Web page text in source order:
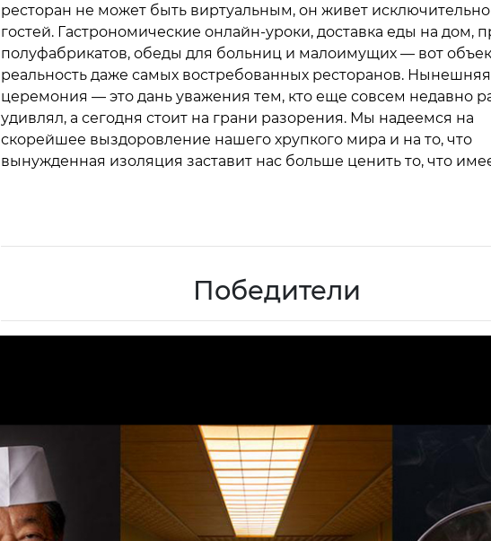
ресторан не может быть виртуальным, он живет исключительно
гостей. Гастрономические онлайн-уроки, доставка еды на дом,
полуфабрикатов, обеды для больниц и малоимущих — вот
реальность даже самых востребованных ресторанов. Нынешняя
церемония — это дань уважения тем, кто еще совсем недавно
удивлял, а сегодня стоит на грани разорения. Мы надеемся на
скорейшее выздоровление нашего хрупкого мира и на то, что
вынужденная изоляция заставит нас больше ценить то, что
Победители